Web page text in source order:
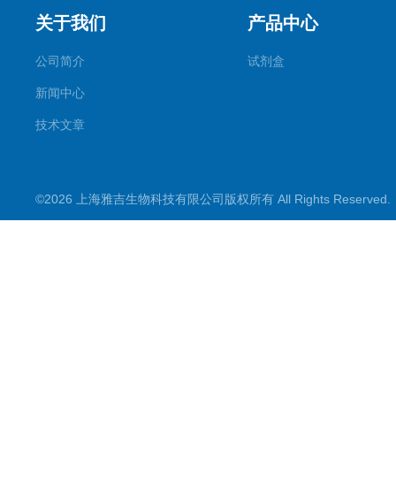
关于我们
公司简介
新闻中心
技术文章
产品中心
试剂盒
©2026 上海雅吉生物科技有限公司版权所有 All Rights